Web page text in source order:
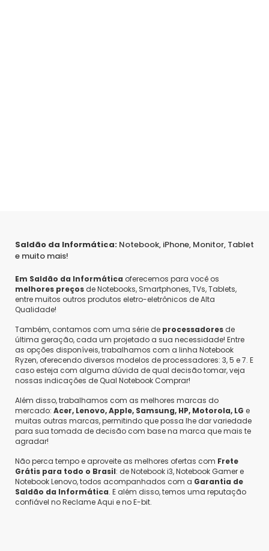
Saldão da Informática: Notebook, iPhone, Monitor, Tablet
e muito mais!
Em Saldão da Informática oferecemos para você os
melhores preços de Notebooks, Smartphones, TVs, Tablets,
entre muitos outros produtos eletro-eletrônicos de Alta
Qualidade!
Também, contamos com uma série de processadores de
última geração, cada um projetado a sua necessidade! Entre
as opções disponíveis, trabalhamos com a linha Notebook
Ryzen, oferecendo diversos modelos de processadores: 3, 5 e 7. E
caso esteja com alguma dúvida de qual decisão tomar, veja
nossas indicações de Qual Notebook Comprar!
Além disso, trabalhamos com as melhores marcas do
mercado: Acer, Lenovo, Apple, Samsung, HP, Motorola, LG e
muitas outras marcas, permitindo que possa lhe dar variedade
para sua tomada de decisão com base na marca que mais te
agradar!
Não perca tempo e aproveite as melhores ofertas com Frete
Grátis para todo o Brasil: de Notebook i3, Notebook Gamer e
Notebook Lenovo, todos acompanhados com a Garantia de
Saldão da Informática. E além disso, temos uma reputação
confiável no Reclame Aqui e no E-bit.